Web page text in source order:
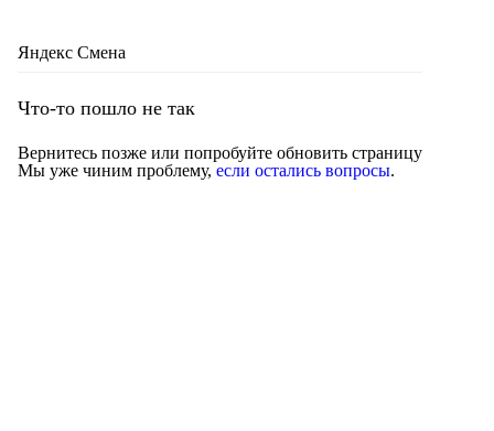
Яндекс Смена
Что-то пошло не так
Вернитесь позже или попробуйте обновить страницу
Мы уже чиним проблему, если остались вопросы.